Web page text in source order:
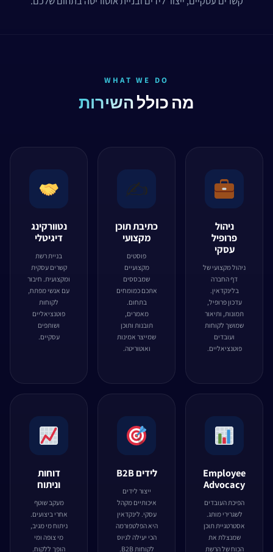
WHAT WE DO
מה כולל השירות
ניהול
פרופיל
עסקי
ניהול מקצועי של
דף החברה
בלינקדאין.
עדכון פרופיל,
תמונות, ותיאור
שמושך לקוחות
ועובדים
פוטנציאליים.
✍️
כתיבת תוכן
מקצועי
פוסטים
מקצועיים
שמבססים
אתכם כמומחים
בתחום.
מאמרים,
תובנות ותוכן
שמייצר אמינות
ואוטוריטה.
נטוורקינג
דיגיטלי
בניית רשת
קשרים עסקית
ומקצועית. חיבור
עם אנשי מפתח,
לקוחות
פוטנציאליים
ושותפים
עסקיים.
Employee
Advocacy
הפיכת העובדים
לשגרירי מותג.
אסטרטגיית תוכן
שמנצלת את
הכוח של הרשת
לידים B2B
ייצור לידים
איכותיים מקהל
עסקי. לינקדאין
היא הפלטפורמה
הכי יעילה לגיוס
לקוחות B2B.
דוחות
וניתוח
מעקב שוטף
אחרי ביצועים.
ניתוח מי מגיב,
מי צופה ומי
הופך ללקוח.